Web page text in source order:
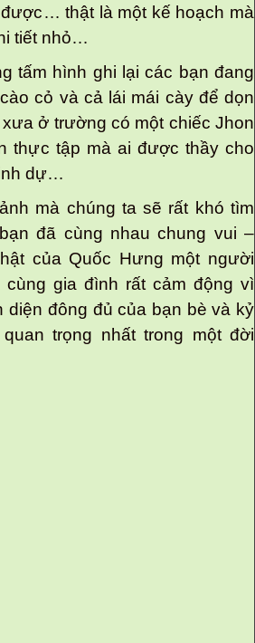
thật là một kế hoạch mà
tiết nhỏ…
tấm hình ghi lại các bạn đang
cỏ và cả lái mái cày để dọn
ở trường có một chiếc Jhon
thực tập mà ai được thầy cho
dự…
mà chúng ta sẽ rất khó tìm
đã cùng nhau chung vui –
của Quốc Hưng một người
cùng gia đình rất cảm động vì
diện đông đủ của bạn bè và kỷ
trọng nhất trong một đời